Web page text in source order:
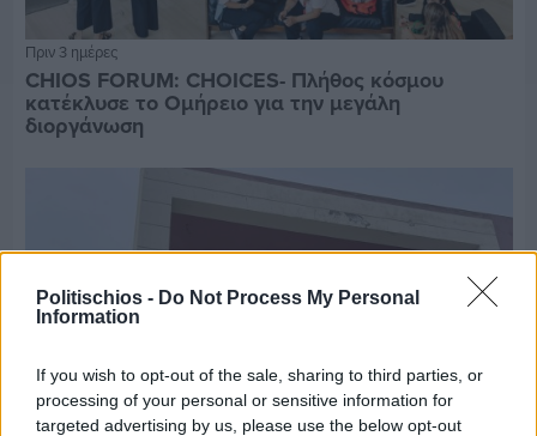
Politischios - Do Not Process My Personal
Information
If you wish to opt-out of the sale, sharing to third parties, or
processing of your personal or sensitive information for
targeted advertising by us, please use the below opt-out
Πριν 3 ημέρες
CHIOS FORUM: CHOICES- Πλήθος κόσμου
κατέκλυσε το Ομήρειο για την μεγάλη
διοργάνωση